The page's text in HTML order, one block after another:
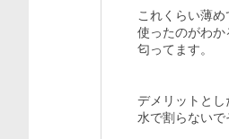
これくらい薄
使ったのがわ
匂ってます。
デメリットとし
水で割らないで